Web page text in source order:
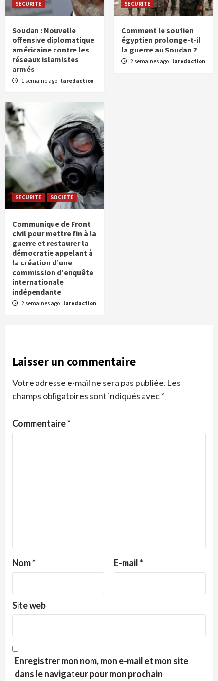
SECURITE
Soudan : Nouvelle
offensive diplomatique
américaine contre les
réseaux islamistes
armés
1 semaine ago laredaction
SECURITE
Comment le soutien
égyptien prolonge-t-il
la guerre au Soudan ?
2 semaines ago laredaction
SECURITE SOCIETE
Communique de Front
civil pour mettre fin à la
guerre et restaurer la
démocratie appelant à
la création d’une
commission d’enquête
internationale
indépendante
2 semaines ago laredaction
Laisser un commentaire
Votre adresse e-mail ne sera pas publiée. Les
champs obligatoires sont indiqués avec*
Commentaire*
Nom* E-mail*
Site web
Enregistrer mon nom, mon e-mail et mon site
dans le navigateur pour mon prochain